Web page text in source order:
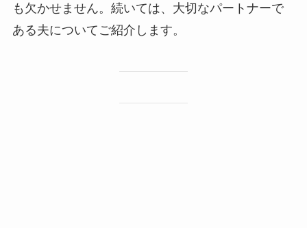
も欠かせません。続いては、大切なパートナーで
ある夫についてご紹介します。